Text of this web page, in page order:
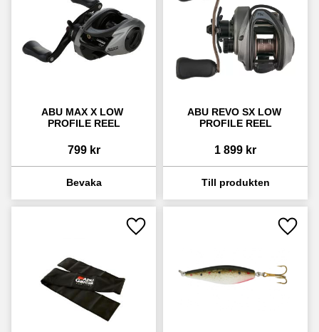
ABU MAX X LOW
PROFILE REEL
799kr
ABU REVO SX LOW
PROFILE REEL
1 899 kr
Lägg till i favoriter Lägg